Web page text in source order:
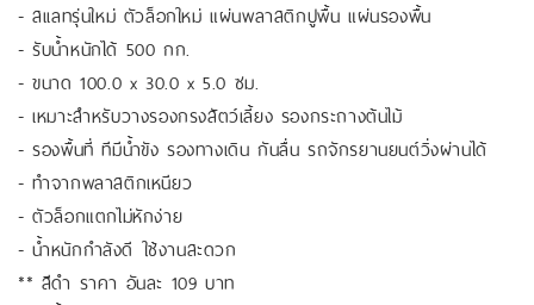
- สเเลทรุ่นใหม่ ตัวล็อกใหม่ แผ่นพลาสติกปูพื้น แผ่นรองพื้น
- รับน้ำหนักได้ 500 กก.
- ขนาด 100.0 x 30.0 x 5.0 ซม.
- เหมาะสำหรับวางรองกรงสัตว์เลี้ยง รองกระถางต้นไม้
- รองพื้นที่ ทีมีน้ำขัง รองทางเดิน กันลื่น รถจักรยานยนต์วิ่งผ่านได้
- ทำจากพลาสติกเหนียว
- ตัวล็อกแตกไม่หักง่าย
- น้ำหนักกำลังดี ใช้งานสะดวก
** สีดำ ราคา อันละ 109 บาท